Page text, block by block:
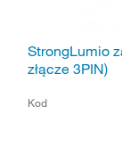
StrongLumio
złącze 3PIN)
Kod